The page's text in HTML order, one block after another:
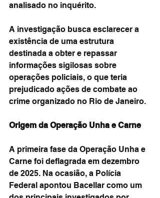
analisado no inquérito.
A investigação busca esclarecer a
existência de uma estrutura
destinada a obter e repassar
informações sigilosas sobre
operações policiais, o que teria
prejudicado ações de combate ao
crime organizado no Rio de Janeiro.
Origem da Operação Unha e Carne
A primeira fase da Operação Unha e
Carne foi deflagrada em dezembro
de 2025. Na ocasião, a Polícia
Federal apontou Bacellar como um